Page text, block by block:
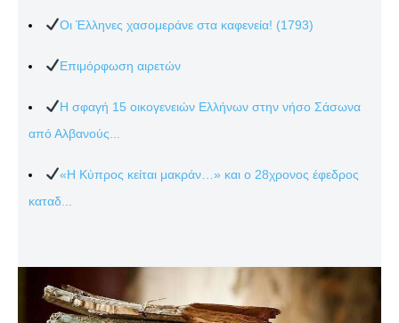
Οι Έλληνες χασομεράνε στα καφενεία! (1793)
Επιμόρφωση αιρετών
Η σφαγή 15 οικογενειών Ελλήνων στην νήσο Σάσωνα
από Αλβανούς...
«Η Κύπρος κείται μακράν…» και ο 28χρονος έφεδρος
καταδ...